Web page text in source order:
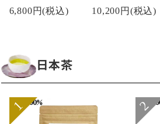
6,800円(税込)
10,200円 (税込)
日本茶